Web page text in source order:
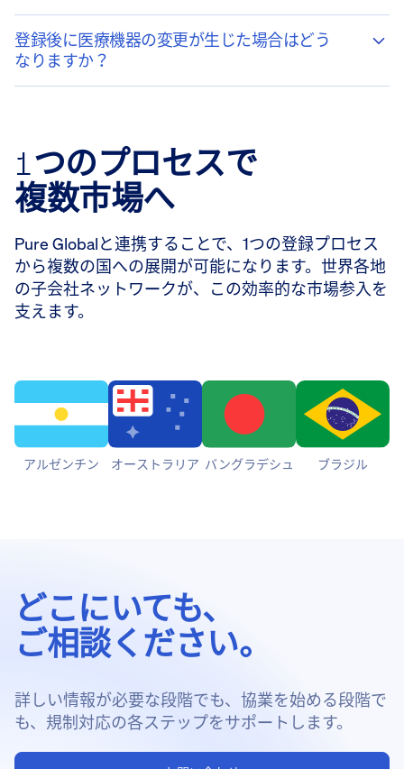
登録後に医療機器の変更が生じた場合はどう
なりますか？
1つのプロセスで
複数市場へ
Pure Globalと連携することで、1つの登録プロセス
から複数の国への展開が可能になります。世界各地
の子会社ネットワークが、この効率的な市場参入を
支えます。
アルゼンチン オーストラリア バングラデシュ ブラジル
どこにいても、
ご相談ください。
詳しい情報が必要な段階でも、協業を始める段階で
も、規制対応の各ステップをサポートします。